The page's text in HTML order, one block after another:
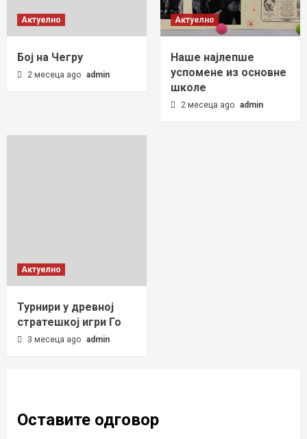
Актуелно
Бој на Чегру
2 месеца ago admin
Актуелно
Наше најлепше
успомене из основне
школе
2 месеца ago admin
Актуелно
Турнири у древној
стратешкој игри Го
3 месеца ago admin
Оставите одговор